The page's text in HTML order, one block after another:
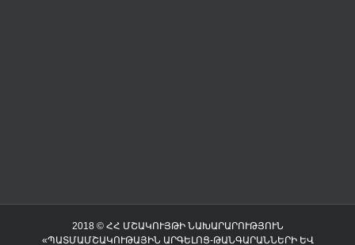
2018 © ՀՀ ՄՇԱԿՈՒՅԹԻ ՆԱԽԱՐԱՐՈՒԹՅՈՒՆ
«ՊԱՏՄԱՄՇԱԿՈՒԹԱՅԻՆ ԱՐԳԵԼՈՑ-ԹԱՆԳԱՐԱՆՆԵՐԻ ԵՎ